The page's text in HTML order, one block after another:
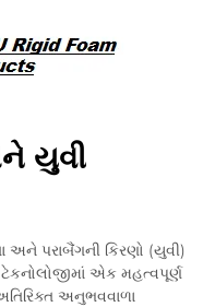
યુવી
અને પરાબૈંગની કિરણો (યુવી)
ટેકનોલોજીમાં એક મહત્વપૂર્ણ
અનુભવવાળા